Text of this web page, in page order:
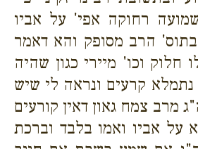
רחוקה אפי' על אביו
בתוס' הרב מסופק והא דאמר
חלוק וכו' מיירי כגון שהיה
קרעים ונראה לי שיש
מרב צמח גאון דאין קורעים
על אביו ואמו בלבד וברכת